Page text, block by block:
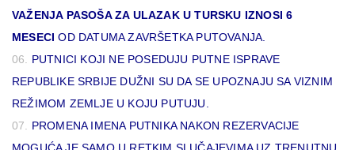
VAŽENJA PASOŠA ZA ULAZAK U TURSKU IZNOSI 6
MESECIOD DATUMA ZAVRŠETKA PUTOVANJA.
PUTNICI KOJI NE POSEDUJU PUTNE ISPRAVE
REPUBLIKE SRBIJE DUŽNI SU DA SE UPOZNAJU SA VIZNIM
REŽIMOM ZEMLJE U KOJU PUTUJU.
PROMENA IMENA PUTNIKA NAKON REZERVACIJE
MOGUĆA JE SAMO U RETKIM SLUČAJEVIMA UZ TRENUTNU